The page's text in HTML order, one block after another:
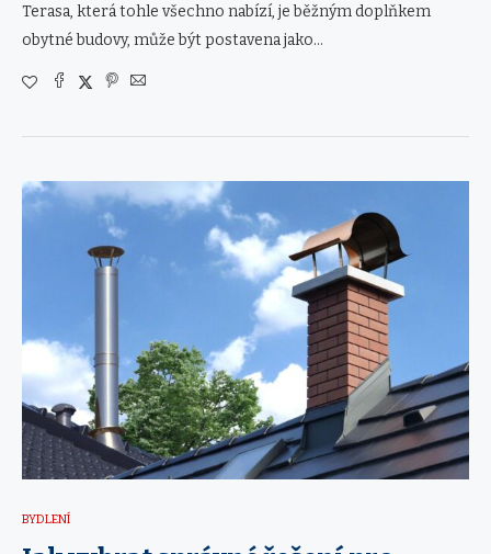
Terasa, která tohle všechno nabízí, je běžným doplňkem
obytné budovy, může být postavena jako…
BYDLENÍ